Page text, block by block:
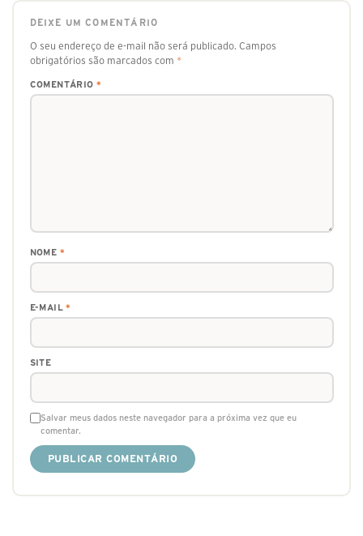
DEIXE UM COMENTÁRIO
O seu endereço de e-mail não será publicado. Campos
obrigatórios são marcados com *
COMENTÁRIO *
NOME *
E-MAIL*
SITE
Salvar meus dados neste navegador para a próxima vez que eu
comentar.